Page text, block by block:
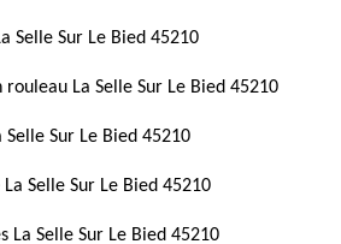
Selle Sur Le Bied 45210
rouleau La Selle Sur Le Bied 45210
Selle Sur Le Bied 45210
Selle Sur Le Bied 45210
La Selle Sur Le Bied 45210